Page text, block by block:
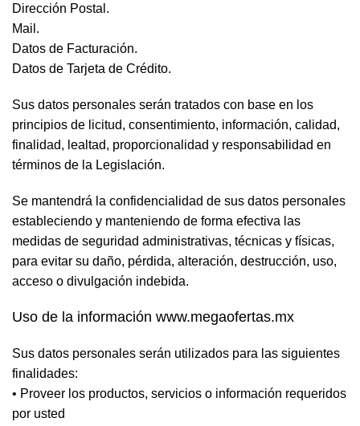
Dirección Postal.
Mail.
Datos de Facturación.
Datos de Tarjeta de Crédito.
Sus datos personales serán tratados con base en los
principios de licitud, consentimiento, información, calidad,
finalidad, lealtad, proporcionalidad y responsabilidad en
términos de la Legislación.
Se mantendrá la confidencialidad de sus datos personales
estableciendo y manteniendo de forma efectiva las
medidas de seguridad administrativas, técnicas y físicas,
para evitar su daño, pérdida, alteración, destrucción, uso,
acceso o divulgación indebida.
Uso de la información www.megaofertas.mx
Sus datos personales serán utilizados para las siguientes
finalidades:
• Proveer los productos, servicios o información requeridos
por usted